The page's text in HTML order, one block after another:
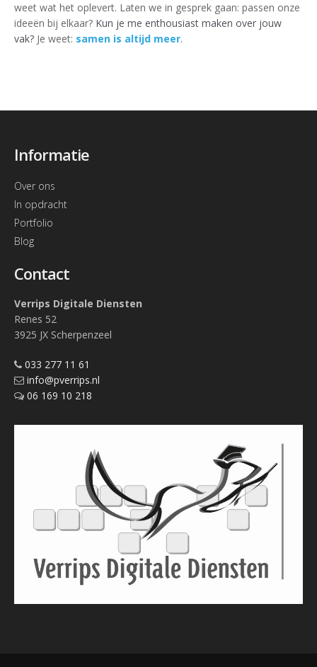
weet wat het oplevert. Laten we in gesprek gaan: passen onze
ideeën bij elkaar? Kun je me enthousiast maken over jouw
vak? Je weet: samen is altijd meer.
Informatie
Over ons
In opdracht
Portfolio
Blog
Contact
Verrips Digitale Diensten
Renes 52
3925 JX Scherpenzeel
033 277 11 61
info@pverrips.nl
06 169 10 218